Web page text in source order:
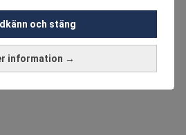
i vårcookie-policy
personuppgifter för dessa syften:
liknande tekniker, anpassning av
information →
och stäng